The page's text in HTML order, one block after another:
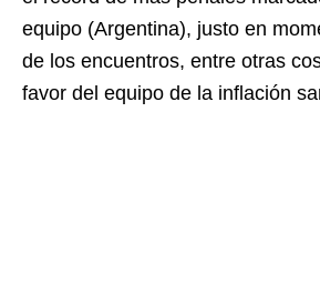
equipo (Argentina), justo en
de los encuentros, entre otras
favor del equipo de la inflación